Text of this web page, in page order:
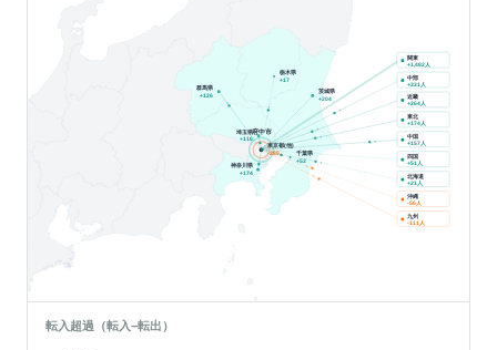
茨城県
+204
神奈川県
+174
群馬県
+126
埼玉県
+116
千葉県
+53
栃木県
+17
東京都(他)
-289
府中市
関東
+1,482人
中部
+331人
近畿
+264人
東北
+174人
中国
+157人
四国
+51人
北海道
+21人
沖縄
-56人
九州
-111人
転入超過（転入−転出）